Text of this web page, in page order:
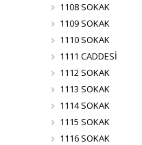
1108 SOKAK
1109 SOKAK
1110 SOKAK
1111 CADDESİ
1112 SOKAK
1113 SOKAK
1114 SOKAK
1115 SOKAK
1116 SOKAK